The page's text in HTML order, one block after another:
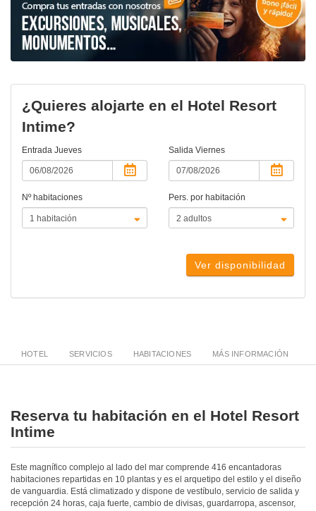
¿Quieres alojarte en el Hotel Resort
Intime?
Entrada Jueves Salida Viernes
Nº habitaciones Pers. por habitación
Ver disponibilidad
HOTEL SERVICIOS HABITACIONES MÁS INFORMACIÓN
Reserva tu habitación en el Hotel Resort
Intime
Este magnífico complejo al lado del mar comprende 416 encantadoras
habitaciones repartidas en 10 plantas y es el arquetipo del estilo y el diseño
de vanguardia. Está climatizado y dispone de vestíbulo, servicio de salida y
recepción 24 horas, caja fuerte, cambio de divisas, guardarropa, ascensor,